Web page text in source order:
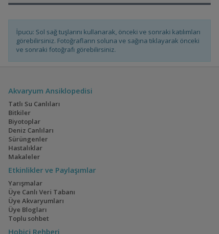
İpucu: Sol sağ tuşlarını kullanarak, önceki ve sonraki katılımları
görebilirsiniz. Fotoğrafların soluna ve sağına tıklayarak önceki
ve sonraki fotoğrafı görebilirsiniz.
Akvaryum Ansiklopedisi
Tatlı Su Canlıları
Bitkiler
Biyotoplar
Deniz Canlıları
Sürüngenler
Hastalıklar
Makaleler
Etkinlikler ve Paylaşımlar
Yarışmalar
Üye Canlı Veri Tabanı
Üye Akvaryumları
Üye Blogları
Toplu sohbet
Hobici Rehberi